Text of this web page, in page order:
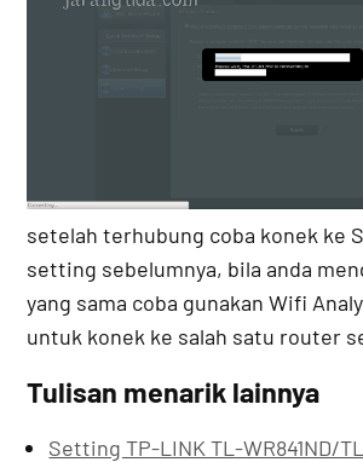
setelah terhubung coba konek ke
setting sebelumnya, bila anda
yang sama coba gunakan Wifi
untuk konek ke salah satu router
Tulisan menarik lainnya
Setting TP-LINK TL-WR841ND/